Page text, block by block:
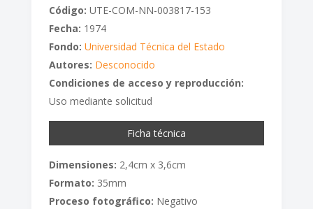
Código: UTE-COM-NN-003817-153
Fecha: 1974
Fondo: Universidad Técnica del Estado
Autores: Desconocido
Condiciones de acceso y reproducción:
Uso mediante solicitud
Ficha técnica
Dimensiones: 2,4cm x 3,6cm
Formato: 35mm
Proceso fotográfico: Negativo